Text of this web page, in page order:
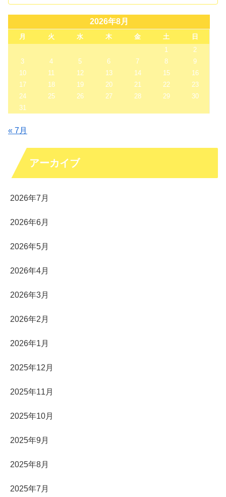
2026年8月
月 火 水 木 金 土
日
1
2
3
4 5 6 7 8
9
10
11 12 13 14 15
16
17
18 19 20 21 22
23
24
25 26 27 28 29
30
31
« 7月
アーカイブ
2026年7月
2026年6月
2026年5月
2026年4月
2026年3月
2026年2月
2026年1月
2025年12月
2025年11月
2025年10月
2025年9月
2025年8月
2025年7月